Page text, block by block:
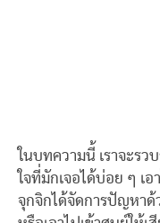
ในบทความนี้ เราจะร
ใจที่มักเจอได้บ่อย ๆ เ
จุกจิกได้จัดการปัญหาด้